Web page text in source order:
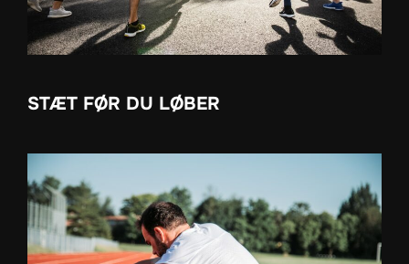
STÆT FØR DU LØBER